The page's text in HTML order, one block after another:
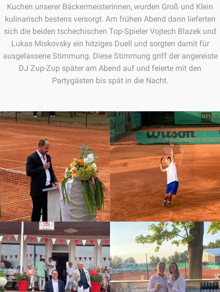
Kuchen unserer Bäckermeisterinnen, wurden Groß und Klein
kulinarisch bestens versorgt. Am frühen Abend dann lieferten
sich die beiden tschechischen Top-Spieler Vojtech Blazek und
Lukas Miskovsky ein hitziges Duell und sorgten damit für
ausgelassene Stimmung. Diese Stimmung griff der angereiste
DJ Zup-Zup später am Abend auf und feierte mit den
Partygästen bis spät in die Nacht.